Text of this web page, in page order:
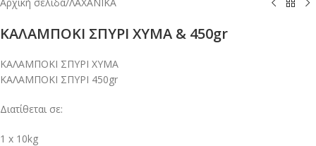
ΚΑΛΑΜΠΟΚΙ ΣΠΥΡΙ ΧΥΜΑ & 450gr
ΚΑΛΑΜΠΟΚΙ ΣΠΥΡΙ ΧΥΜΑ
ΚΑΛΑΜΠΟΚΙ ΣΠΥΡΙ 450gr
Διατίθεται σε:
1 x 10kg